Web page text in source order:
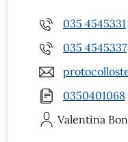
035 4545331
035 4545337
0350401068
Valentina